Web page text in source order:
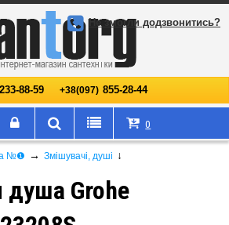
233-88-59 +38(097) 855-28-44
Не змогли додзвонитись?
0
№❶ → Змішувачі, душі ↓
душа Grohe